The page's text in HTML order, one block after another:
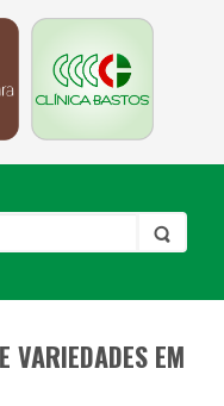
VARIEDADES EM